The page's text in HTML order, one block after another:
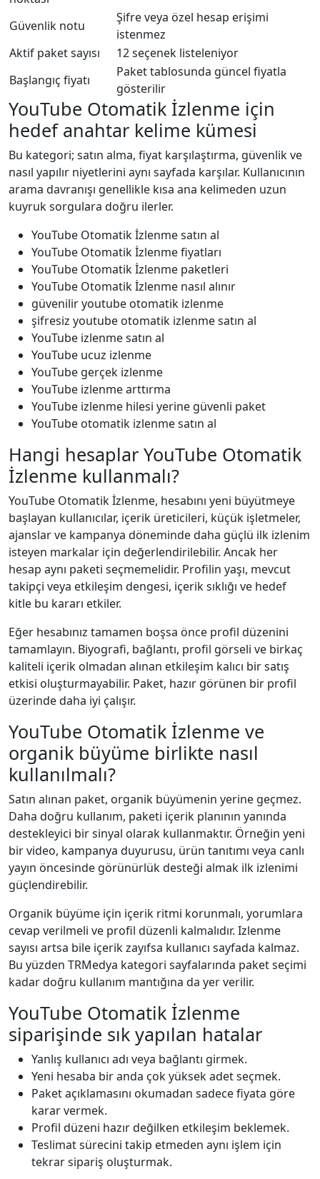
Güvenlik notu
Şifre veya özel hesap erişimi
istenmez
Aktif paket sayısı
12 seçenek listeleniyor
Başlangıç fiyatı
Paket tablosunda güncel fiyatla
gösterilir
YouTube Otomatik İzlenme için
hedef anahtar kelime kümesi
Bu kategori; satın alma, fiyat karşılaştırma, güvenlik ve
nasıl yapılır niyetlerini aynı sayfada karşılar. Kullanıcının
arama davranışı genellikle kısa ana kelimeden uzun
kuyruk sorgulara doğru ilerler.
YouTube Otomatik İzlenme satın al
YouTube Otomatik İzlenme fiyatları
YouTube Otomatik İzlenme paketleri
YouTube Otomatik İzlenme nasıl alınır
güvenilir youtube otomatik i̇zlenme
şifresiz youtube otomatik i̇zlenme satın al
YouTube izlenme satın al
YouTube ucuz izlenme
YouTube gerçek izlenme
YouTube izlenme arttırma
YouTube izlenme hilesi yerine güvenli paket
YouTube otomatik izlenme satın al
Hangi hesaplar YouTube Otomatik
İzlenme kullanmalı?
YouTube Otomatik İzlenme, hesabını yeni büyütmeye
başlayan kullanıcılar, içerik üreticileri, küçük işletmeler,
ajanslar ve kampanya döneminde daha güçlü ilk izlenim
isteyen markalar için değerlendirilebilir. Ancak her
hesap aynı paketi seçmemelidir. Profilin yaşı, mevcut
takipçi veya etkileşim dengesi, içerik sıklığı ve hedef
kitle bu kararı etkiler.
Eğer hesabınız tamamen boşsa önce profil düzenini
tamamlayın. Biyografi, bağlantı, profil görseli ve birkaç
kaliteli içerik olmadan alınan etkileşim kalıcı bir satış
etkisi oluşturmayabilir. Paket, hazır görünen bir profil
üzerinde daha iyi çalışır.
YouTube Otomatik İzlenme ve
organik büyüme birlikte nasıl
kullanılmalı?
Satın alınan paket, organik büyümenin yerine geçmez.
Daha doğru kullanım, paketi içerik planının yanında
destekleyici bir sinyal olarak kullanmaktır. Örneğin yeni
bir video, kampanya duyurusu, ürün tanıtımı veya canlı
yayın öncesinde görünürlük desteği almak ilk izlenimi
güçlendirebilir.
Organik büyüme için içerik ritmi korunmalı, yorumlara
cevap verilmeli ve profil düzenli kalmalıdır. Izlenme
sayısı artsa bile içerik zayıfsa kullanıcı sayfada kalmaz.
Bu yüzden TRMedya kategori sayfalarında paket seçimi
kadar doğru kullanım mantığına da yer verilir.
YouTube Otomatik İzlenme
siparişinde sık yapılan hatalar
Yanlış kullanıcı adı veya bağlantı girmek.
Yeni hesaba bir anda çok yüksek adet seçmek.
Paket açıklamasını okumadan sadece fiyata göre
karar vermek.
Profil düzeni hazır değilken etkileşim beklemek.
Teslimat sürecini takip etmeden aynı işlem için
tekrar sipariş oluşturmak.